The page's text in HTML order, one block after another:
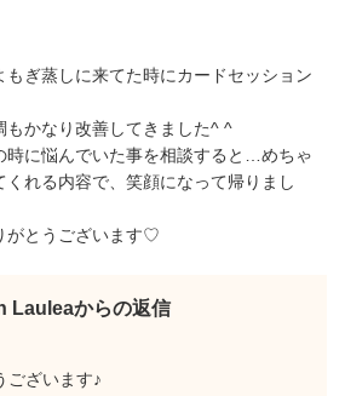
もぎ蒸しに来てた時にカードセッション
もかなり改善してきました^ ^
時に悩んでいた事を相談すると…めちゃ
くれる内容で、笑顔になって帰りまし
がとうございます♡
Lauleaからの返信
ざいます♪